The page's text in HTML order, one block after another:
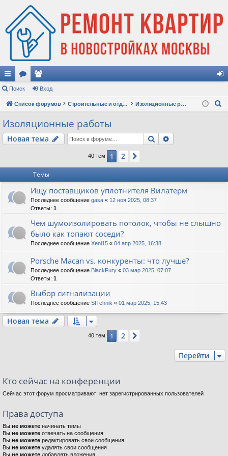
с
ы
лк
и
ор
ум
ол
ьз
ат
д
Поиск Вход
Список форумов Строительные и отделочные работы Изоляционные работы
Изоляционные работы
Новая тема Поиск
40 тем 1 2
Темы
Ищу поставщиков уплотнителя Вилатерм
Последнее сообщение gasa « 12 ноя 2025, 08:37
Ответы: 1
Чем шумоизолировать потолок, чтобы не слышно
было как топают соседи?
Последнее сообщение Xeni15 « 04 апр 2025, 16:38
Porsche Macan vs. конкуренты: что лучше?
Последнее сообщение BlackFury « 03 мар 2025, 07:07
Ответы: 1
Выбор сигнализации
Последнее сообщение StTehnik « 01 мар 2025, 15:43
Новая тема
40 тем 1 2
Перейти
Кто сейчас на конференции
Сейчас этот форум просматривают: нет зарегистрированных пользователей
Права доступа
Вы не можете начинать темы
Вы не можете отвечать на сообщения
Вы не можете редактировать свои сообщения
Вы не можете удалять свои сообщения
Вы не можете добавлять вложения